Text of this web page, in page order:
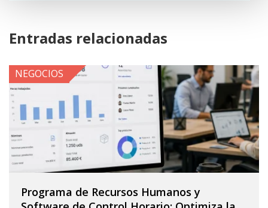
Entradas relacionadas
Programa de Recursos Humanos y
NEGOCIOS